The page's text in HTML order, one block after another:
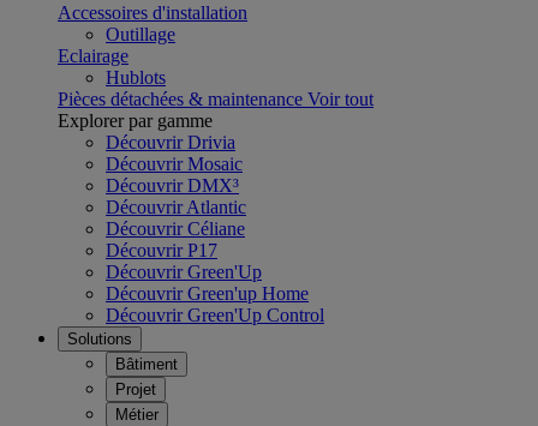
Accessoires d'installation
Outillage
Eclairage
Hublots
Pièces détachées & maintenance Voir tout
Explorer par gamme
Découvrir Drivia
Découvrir Mosaic
Découvrir DMX³
Découvrir Atlantic
Découvrir Céliane
Découvrir P17
Découvrir Green'Up
Découvrir Green'up Home
Découvrir Green'Up Control
Solutions
Bâtiment
Projet
Métier